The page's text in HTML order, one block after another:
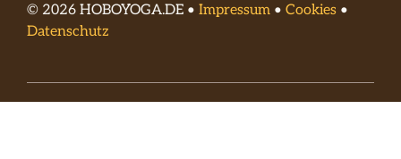
© 2026 HOBOYOGA.DE • Impressum • Cookies •
Datenschutz